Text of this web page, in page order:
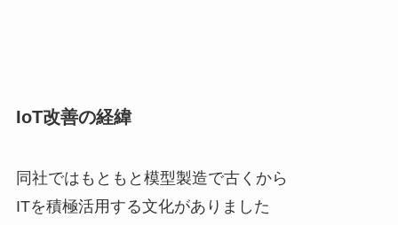
IoT改善の経緯
同社ではもともと模型製造で古くから
ITを積極活用する文化がありました